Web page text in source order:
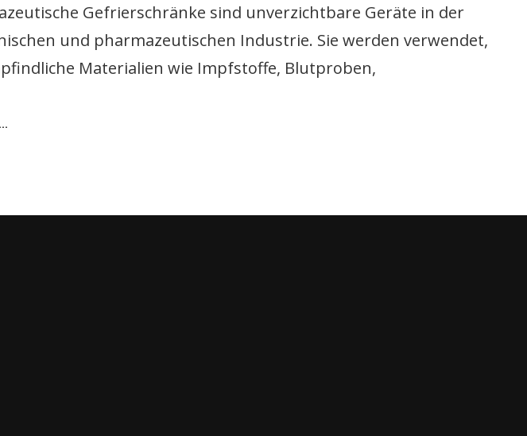
Gefrierschränke sind unverzichtbare Geräte in der
und pharmazeutischen Industrie. Sie werden verwendet,
Materialien wie Impfstoffe, Blutproben,
MODERNEN